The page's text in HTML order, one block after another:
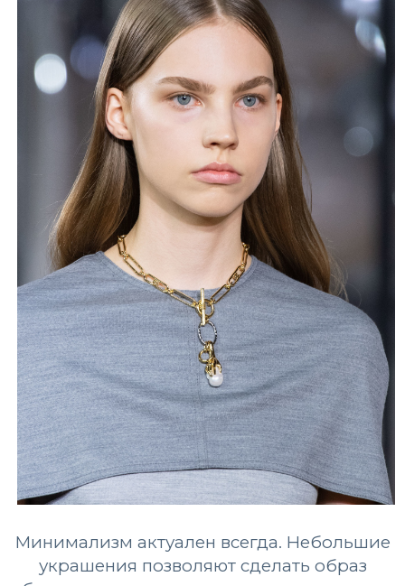
Минимализм актуален всегда. Небольшие
украшения позволяют сделать образ